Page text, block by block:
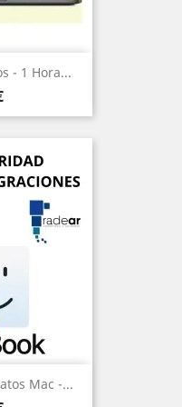
- 1 Hora...
Mac -...